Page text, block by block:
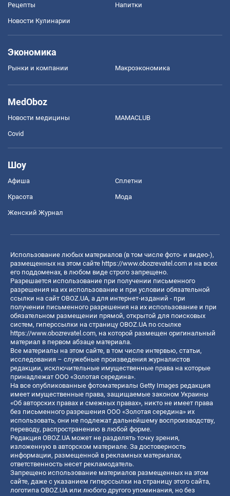
Рецепты Напитки
Новости Кулинарии
Экономика
Рынки и компании Mакроэкономика
MedOboz
Новости медицины MAMACLUB
Covid
Шоу
Афиша Сплетни
Красота Мода
Женский Журнал
Использование любых материалов (в том числе фото- и видео-),
размещенных на этом сайте https://www.obozrevatel.com и на всех
его поддоменах, в любом виде строго запрещено.
Разрешается использование при получении письменного
разрешения на их использование и при условии обязательной
ссылки на сайт OBOZ.UA, а для интернет-изданий - при
получении письменного разрешения на их использование и при
обязательном размещении прямой, открытой для поисковых
систем, гиперссылки на страницу OBOZ.UA по ссылке
https://www.obozrevatel.com, на которой размещен оригинальный
материал в первом абзаце материала.
Все материалы на этом сайте, в том числе интервью, статьи,
исследования – служебные произведения журналистов
редакции, исключительные имущественные права на которые
принадлежат ООО «Золотая середина».
На все опубликованные фотоматериалы Getty Images редакция
имеет имущественные права, защищаемые законом Украины
«Об авторских правах и смежных правах», никто не имеет права
без письменного разрешения ООО «Золотая середина» их
использовать, они не подлежат дальнейшему воспроизводству,
переводу, распространению в любой форме.
Редакция OBOZ.UA может не разделять точку зрения,
изложенную в авторском материале. За достоверность
информации, размещенной в рекламных материалах,
ответственность несет рекламодатель.
Запрещено использование материалов размещенных на этом
сайте, даже с указанием гиперссылки на страницу этого сайта,
логотипа OBOZ.UA или любого другого упоминания, но без